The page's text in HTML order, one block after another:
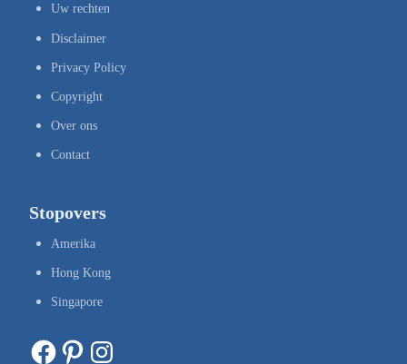
Uw rechten
Disclaimer
Privacy Policy
Copyright
Over ons
Contact
Stopovers
Amerika
Hong Kong
Singapore
Facebook Pinterest Instagram